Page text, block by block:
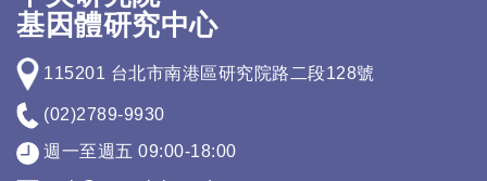
基因體研究中心
115201 台北市南港區研究院路二段128號
(02)2789-9930
週一至週五 09:00-18:00